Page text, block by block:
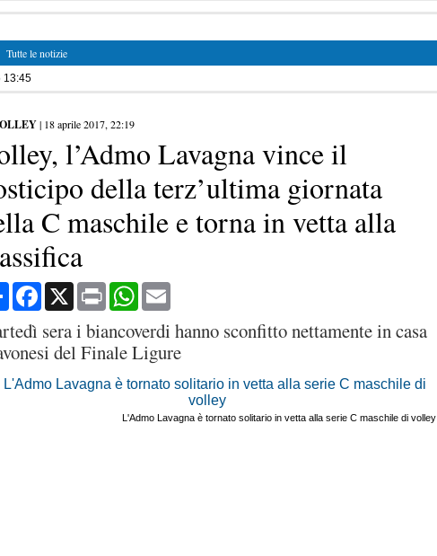
Tutte le notizie
13:45
| 18 aprile 2017, 22:19
l’Admo Lavagna vince il
della terz’ultima giornata
C maschile e torna in vetta alla
CondividiFacebook
X Print WhatsApp
sera i biancoverdi hanno sconfitto nettamente in casa
del Finale Ligure
L'Admo Lavagna è tornato solitario in vetta alla serie C maschile di volley